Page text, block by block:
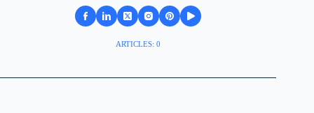
ARTICLES: 0